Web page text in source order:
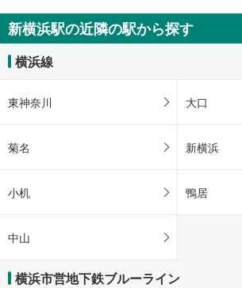
新横浜駅の近隣の駅から探す
横浜線
東神奈川 大口
菊名 新横浜
小机 鴨居
中山
横浜市営地下鉄ブルーライン